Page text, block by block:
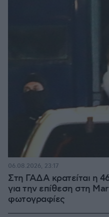
Στη ΓΑΔΑ κρατείται η
για την επίθεση στη
φωτογραφίες
06.08.2026, 23:17